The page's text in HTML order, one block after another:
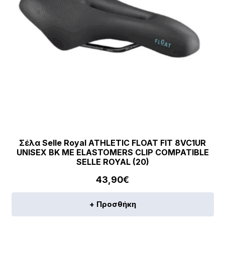
Σέλα Selle Royal ATHLETIC FLOAT FIT 8VC1UR
UNISEX BK ΜΕ ELASTOMERS CLIP COMPATIBLE
SELLE ROYAL (20)
43,90€
+ Προσθήκη